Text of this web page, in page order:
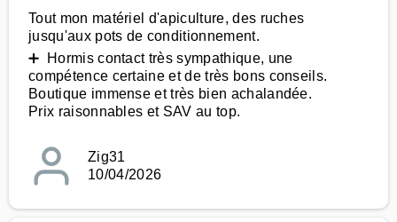
Tout mon matériel d'apiculture, des ruches
jusqu'aux pots de conditionnement.
➕ Hormis contact très sympathique, une
compétence certaine et de très bons conseils.
Boutique immense et très bien achalandée.
Prix raisonnables et SAV au top.
Zig31
10/04/2026